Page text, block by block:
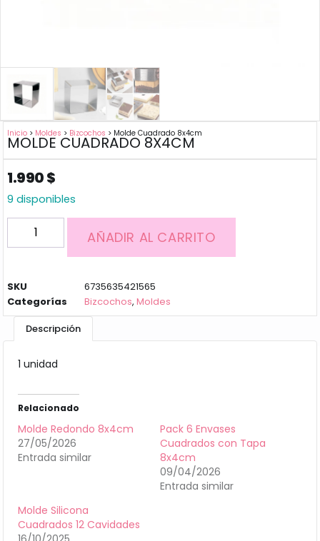
Inicio > Moldes > Bizcochos > Molde Cuadrado 8x4cm
MOLDE CUADRADO 8X4CM
1.990$
9 disponibles
AÑADIR AL CARRITO
SKU
6735635421565
Categorías
Bizcochos,Moldes
Descripción
1 unidad
Relacionado
Molde Redondo 8x4cm
27/05/2026
Entrada similar
Pack 6 Envases
Cuadrados con Tapa
8x4cm
09/04/2026
Entrada similar
Molde Silicona
Cuadrados 12 Cavidades